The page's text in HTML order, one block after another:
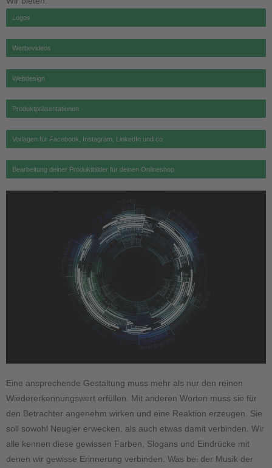
Logos
Werbevideos
Webdesign
Produktpräsentationen
Vorlagen für Facebook, Instagram, LinkedIn und co.
Bearbeitung deiner Produktbilder für deinen Onlineshop
Eine ansprechende Gestaltung muss mehr als nur den reinen
Wiedererkennungswert erfüllen. Mit anderen Worten muss sie für
den Betrachter angenehm wirken und eine Reaktion erzeugen. Sie
soll sowohl Neugier erwecken, als auch etwas damit verbinden. Wir
alle kennen diese gewissen Farben, Slogans und Eindrücke mit
denen wir gewisse Erinnerung verbinden. Was bei der Musik der